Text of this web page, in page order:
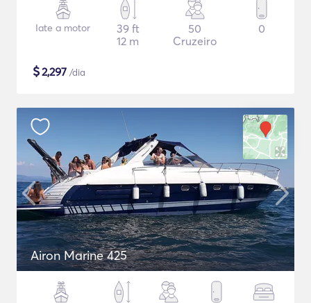
Iate a motor
39 ft
12 m
50
Cruzeiro
0
$2,297 /dia
Airon Marine 425